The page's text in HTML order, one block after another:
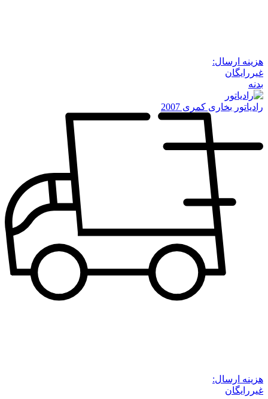
هزینه ارسال:
غیررایگان
بدنه
رادیاتور بخاری کمری 2007
هزینه ارسال:
غیررایگان